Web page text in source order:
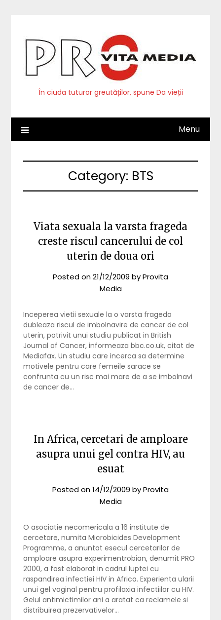
În ciuda tuturor greutăților, spune Da vieții
Menu
Category: BTS
Viata sexuala la varsta frageda
creste riscul cancerului de col
uterin de doua ori
Posted on21/12/2009 byProvita
Media
Inceperea vietii sexuale la o varsta frageda
dubleaza riscul de imbolnavire de cancer de col
uterin, potrivit unui studiu publicat in British
Journal of Cancer, informeaza bbc.co.uk, citat de
Mediafax. Un studiu care incerca sa determine
motivele pentru care femeile sarace se
confrunta cu un risc mai mare de a se imbolnavi
de cancer de…
In Africa, cercetari de amploare
asupra unui gel contra HIV, au
esuat
Posted on14/12/2009 byProvita
Media
O asociatie necomericala a 16 institute de
cercetare, numita Microbicides Development
Programme, a anuntat esecul cercetarilor de
amploare asupra experimentrobian, denumit PRO
2000, a fost elaborat in cadrul luptei cu
raspandirea infectiei HIV in Africa. Experienta ularii
unui gel vaginal pentru profilaxia infectiilor cu HIV.
Gelul antimictimilor ani a aratat ca reclamele si
distribuirea prezervativelor…